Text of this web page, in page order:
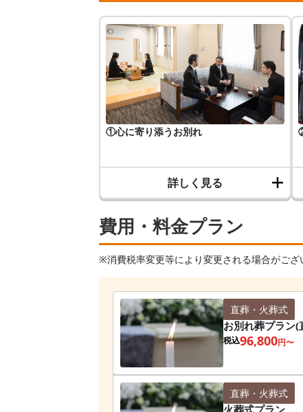
費用・料金プラン
※消費税率変更等により変更される場合がござ
直葬・火葬式
お別れ葬プラン(
税込96,800円〜
直葬・火葬式
火葬式プラン
①心に寄り添うお別れ
詳しく見る